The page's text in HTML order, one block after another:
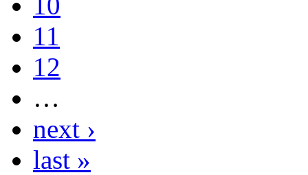
11
12
…
next ›
last »